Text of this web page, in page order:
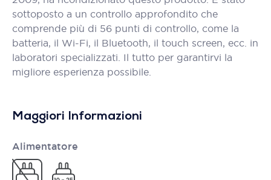
sottoposto a un controllo approfondito che
comprende più di 56 punti di controllo, come la
batteria, il Wi-Fi, il Bluetooth, il touch screen, ecc. in
laboratori specializzati. Il tutto per garantirvi la
migliore esperienza possibile.
Maggiori Informazioni
Alimentatore